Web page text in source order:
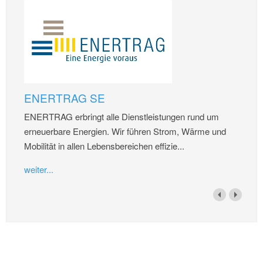
ENERTRAG SE
ENERTRAG erbringt alle Dienstleistungen rund um
erneuerbare Energien. Wir führen Strom, Wärme und
Mobilität in allen Lebensbereichen effizie...
weiter...